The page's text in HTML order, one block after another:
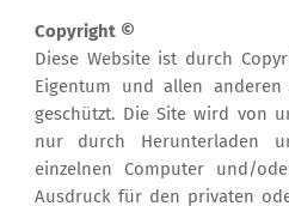
Copyright ©
Diese Website ist durch
Eigentum und allen anderen
geschützt. Die Site wird von
nur durch Herunterladen
einzelnen Computer und/
Ausdruck für den privaten